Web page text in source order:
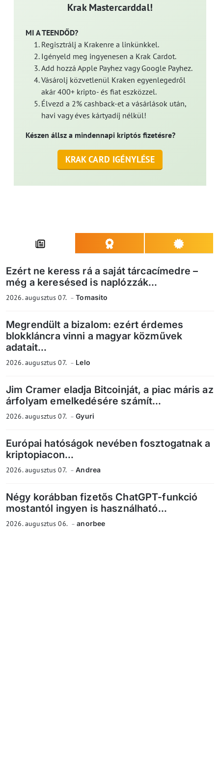
Krak Mastercarddal!
MI A TEENDŐD?
Regisztrálj a Krakenre a linkünkkel.
Igényeld meg ingyenesen a Krak Cardot.
Add hozzá Apple Payhez vagy Google Payhez.
Vásárolj közvetlenül Kraken egyenlegedről
akár 400+ kripto- és fiat eszközzel.
Élvezd a 2% cashback-et a vásárlások után,
havi vagy éves kártyadíj nélkül!
Készen állsz a mindennapi kriptós fizetésre?
KRAK CARD IGÉNYLÉSE
Ezért ne keress rá a saját tárcacímedre –
még a keresésed is naplózzák...
2026. augusztus 07. Tomasito
Megrendült a bizalom: ezért érdemes
blokkláncra vinni a magyar közművek
adatait...
2026. augusztus 07. Lelo
Jim Cramer eladja Bitcoinját, a piac máris az
árfolyam emelkedésére számít...
2026. augusztus 07. Gyuri
Európai hatóságok nevében fosztogatnak a
kriptopiacon...
2026. augusztus 07. Andrea
Négy korábban fizetős ChatGPT-funkció
mostantól ingyen is használható...
2026. augusztus 06. anorbee